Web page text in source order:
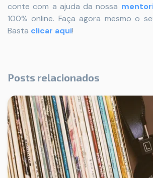
conte com a ajuda da nossa
100% online. Faça agora mesmo o
Basta clicar aqui!
Posts relacionados